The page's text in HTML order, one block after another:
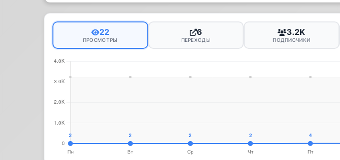
22
ПРОСМОТРЫ
6
ПЕРЕХОДЫ
3.2K
ПОДПИСЧИКИ